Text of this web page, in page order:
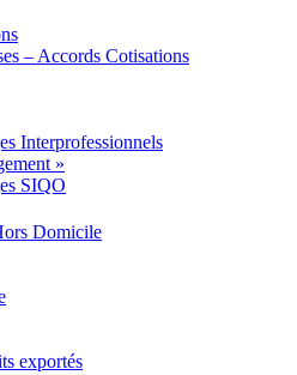
– Accords Cotisations
Interprofessionnels
»
SIQO
Domicile
exportés